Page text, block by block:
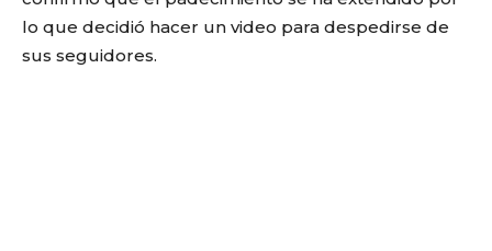
lo que decidió hacer un video para despedirse de
sus seguidores.